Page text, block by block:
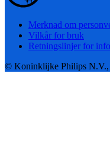
Merknad om
Vilkår for bruk
Retningslinjer for
© Koninklijke Philips N.V.,